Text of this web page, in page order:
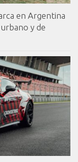
en Argentina
y de